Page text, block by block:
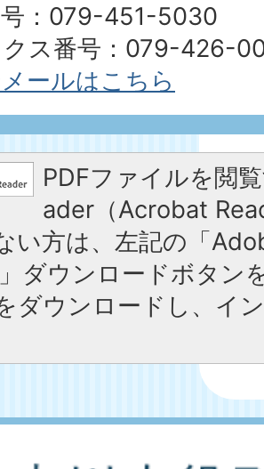
号：079-451-5030
クス番号：079-426-
ールはこちら
PDFファイルを閲
ader（Acrobat
い方は、左記の「
ダウンロードボタン
ダウンロードし、イ